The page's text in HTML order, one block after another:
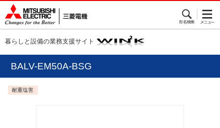
暮らしと設備の業務支援サイト
BALV-EM50A-BSG
耐重塩害